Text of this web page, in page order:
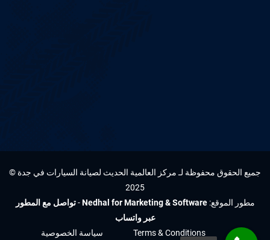
جميع الحقوق محفوظة لـ مركز العالمية الحديث لصيانة السيارات في جدة ©
2025
مطور الموقع:Nedhal for Marketing & Software
-تواصل مع المطور
عبر واتساب
Terms & Conditions
سياسة الخصوصية